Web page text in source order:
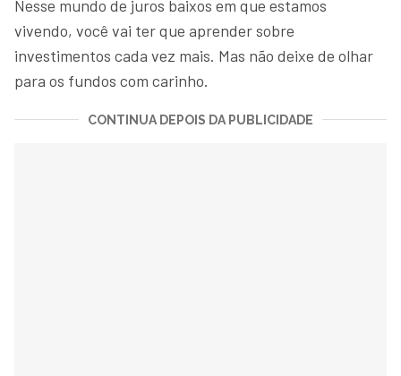
Nesse mundo de juros baixos em que estamos
vivendo, você vai ter que aprender sobre
investimentos cada vez mais. Mas não deixe de olhar
para os fundos com carinho.
CONTINUA DEPOIS DA PUBLICIDADE